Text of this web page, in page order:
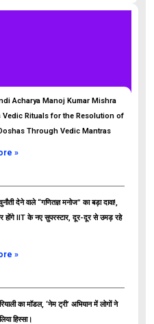
Acharya Manoj Kumar Mishra
Vedic Rituals for the Resolution of
Through Vedic Mantras
»
देने वाले “गणितज्ञ मनोज” का बड़ा दावा!,
होंगे IIT के नए सुपरस्टार, दूर-दूर से उमड़ रहे
»
का मॉडल, ‘नेम ट्री’ अभियान में लोगों ने
हिस्सा।